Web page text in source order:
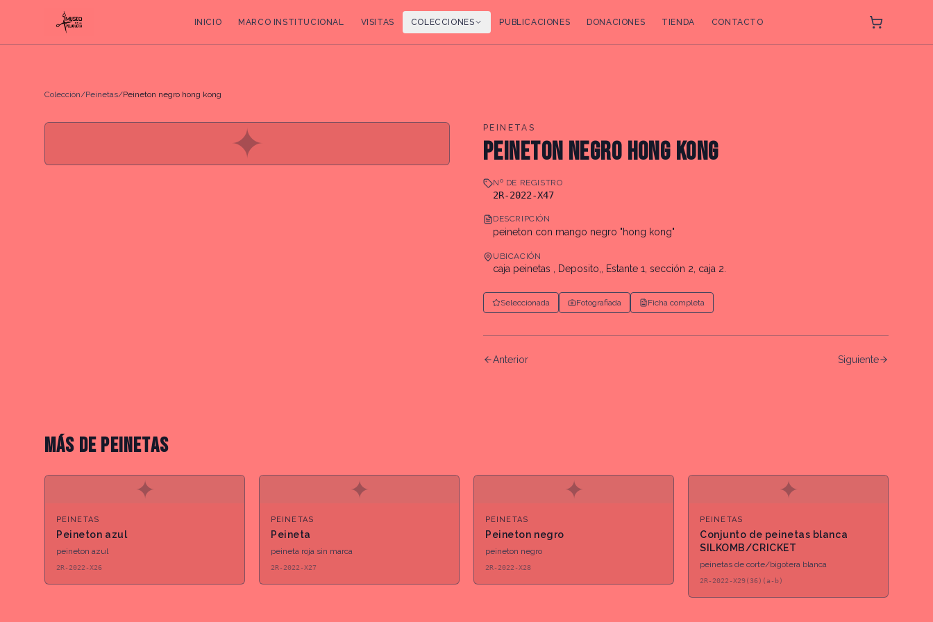
INICIO MARCO INSTITUCIONAL VISITAS COLECCIONES PUBLICACIONES DONACIONES TIENDA CONTACTO
Colección/Peinetas/Peineton negro hong kong
✦ PEINETAS
PEINETON NEGRO HONG KONG
Nº DE REGISTRO
2R-2022-X47
DESCRIPCIÓN
peineton con mango negro "hong kong"
UBICACIÓN
caja peinetas , Deposito,, Estante 1, sección 2, caja 2.
Seleccionada Fotografiada Ficha completa
Anterior Siguiente
MÁS DEPEINETAS
✦
PEINETAS
Peineton azul
peineton azul
2R-2022-X26
✦
PEINETAS
Peineta
peineta roja sin marca
2R-2022-X27
✦
PEINETAS
Peineton negro
peineton negro
2R-2022-X28
✦
PEINETAS
Conjunto de peinetas blanca
SILKOMB/CRICKET
peinetas de corte/bigotera blanca
2R-2022-X29(36)(a-b)